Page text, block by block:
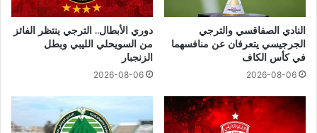
النادي الصفاقسي والترجي
الجرجيسي يتعرفان عن منافسهما
في كأس الكاف
2026-08-06
دوري الأبطال.. الترجي ينتظر الفائز
من السويحلي الليبي وبطل
الزنجبار
2026-08-06